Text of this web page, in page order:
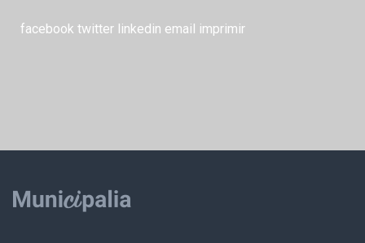
facebook twitter linkedin email imprimir